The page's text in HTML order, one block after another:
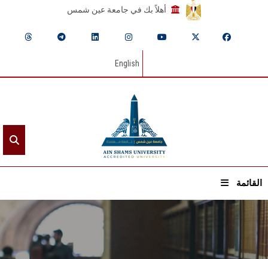
أهلاً بك في جامعة عين شمس
English
القائمة
الرئيسيـة
عن الجامعة